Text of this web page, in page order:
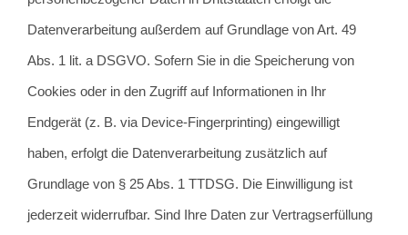
Datenverarbeitung außerdem auf Grundlage von Art. 49
Abs. 1 lit. a DSGVO. Sofern Sie in die Speicherung von
Cookies oder in den Zugriff auf Informationen in Ihr
Endgerät (z. B. via Device-Fingerprinting) eingewilligt
haben, erfolgt die Datenverarbeitung zusätzlich auf
Grundlage von § 25 Abs. 1 TTDSG. Die Einwilligung ist
jederzeit widerrufbar. Sind Ihre Daten zur Vertragserfüllung